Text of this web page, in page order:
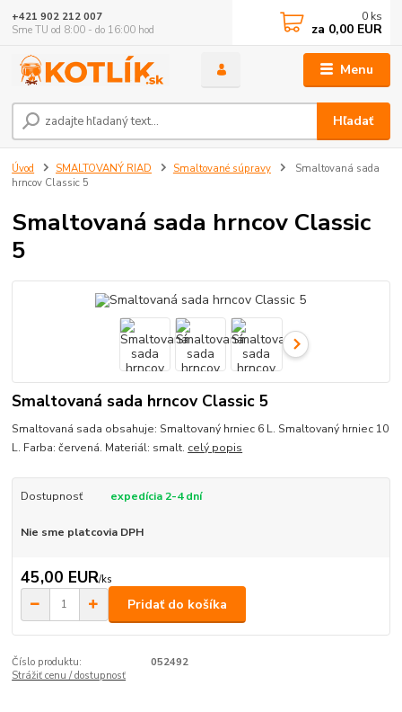
Menu
Hľadať
+421 902 212 007
Sme TU od 8:00 - do 16:00 hod
0 ks
za 0,00 EUR
Úvod SMALTOVANÝ RIAD Smaltované súpravy
Smaltovaná sada
hrncov Classic 5
Smaltovaná sada hrncov Classic
5
Smaltovaná sada hrncov Classic 5
Smaltovaná sada obsahuje: Smaltovaný hrniec 6 L. Smaltovaný hrniec 10
L. Farba: červená. Materiál: smalt. celý popis
Dostupnosť expedícia 2-4 dní
Nie sme platcovia DPH
45,00 EUR/ks
Pridať do košíka
Číslo produktu:
052492
Strážiť cenu / dostupnosť